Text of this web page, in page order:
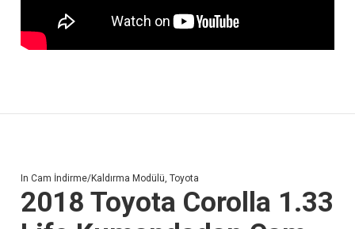
In Cam İndirme/Kaldırma Modülü Toyota
2018 Toyota Corolla 1.33